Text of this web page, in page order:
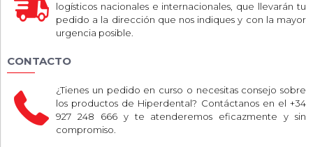
logísticos nacionales e internacionales, que llevarán tu
pedido a la dirección que nos indiques y con la mayor
urgencia posible.
CONTACTO
¿Tienes un pedido en curso o necesitas consejo sobre
los productos de Hiperdental? Contáctanos en el +34
927 248 666 y te atenderemos eficazmente y sin
compromiso.